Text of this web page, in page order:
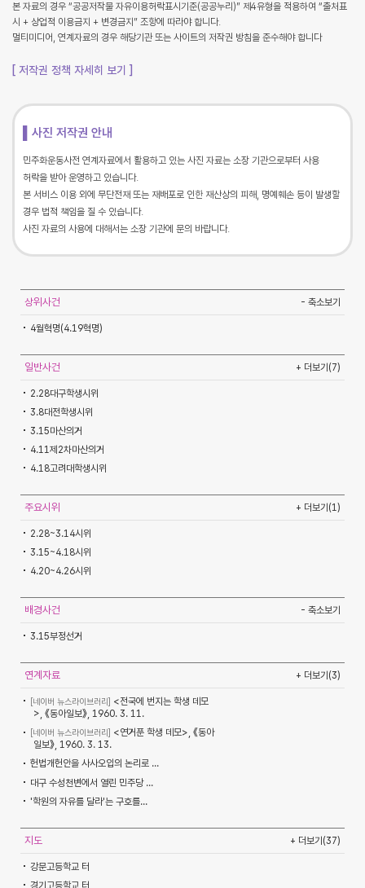
본 자료의 경우 “공공저작물 자유이용허락표시기준(공공누리)” 제4유형을 적용하여 “출처표
시 + 상업적 이용금지 + 변경금지” 조항에 따라야 합니다.
멀티미디어, 연계자료의 경우 해당기관 또는 사이트의 저작권 방침을 준수해야 합니다
[ 저작권 정책 자세히 보기 ]
▌사진 저작권 안내
민주화운동사전 연계자료에서 활용하고 있는 사진 자료는 소장 기관으로부터 사용
허락을 받아 운영하고 있습니다.
본 서비스 이용 외에 무단전재 또는 재배포로 인한 재산상의 피해, 명예훼손 등이 발생할
경우 법적 책임을 질 수 있습니다.
사진 자료의 사용에 대해서는 소장 기관에 문의 바랍니다.
상위사건 - 축소보기
4월혁명(4.19혁명)
일반사건 + 더보기(7)
2.28대구학생시위
3.8대전학생시위
3.15마산의거
4.11제2차마산의거
4.18고려대학생시위
주요시위 + 더보기(1)
2.28~3.14시위
3.15~4.18시위
4.20~4.26시위
배경사건 - 축소보기
3.15부정선거
연계자료 + 더보기(3)
[네이버 뉴스라이브러리]
<전국에 번지는 학생 데모
>, 《동아일보》, 1960. 3. 11.
[네이버 뉴스라이브러리]
<연거푼 학생 데모>, 《동아
일보》, 1960. 3. 13.
헌법개헌안을 사사오입의 논리로 ...
대구 수성천변에서 열린 민주당 ...
'학원의 자유를 달라'는 구호를...
지도 + 더보기(37)
강문고등학교 터
경기고등학교 터